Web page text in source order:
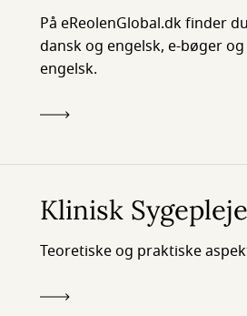
På eReolenGlobal.dk finder
dansk og engelsk, e-bøger
engelsk.
Klinisk
Teoretiske og praktiske